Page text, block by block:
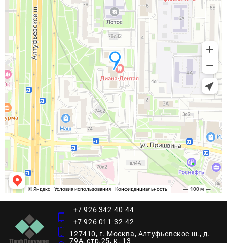
+7 926 342-40-44
+7 926 011-32-42
127410, г. Москва, Алтуфьевское ш., д.
79А, стр.25, к. 13​